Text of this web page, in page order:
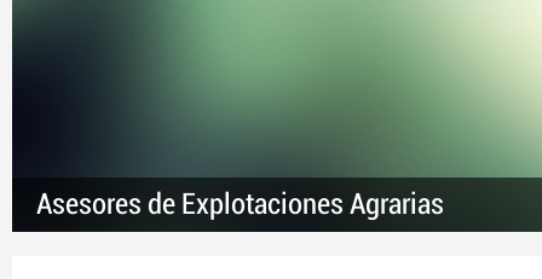
Asesores de Explotaciones Agrarias